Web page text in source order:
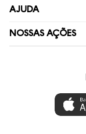
Quem Somos
Nossas Lojas
Ética e
AJUDA
Perguntas
Troca e
Regulamentos
NOSSAS AÇÕES
Mastercard
Azul Fidelidade